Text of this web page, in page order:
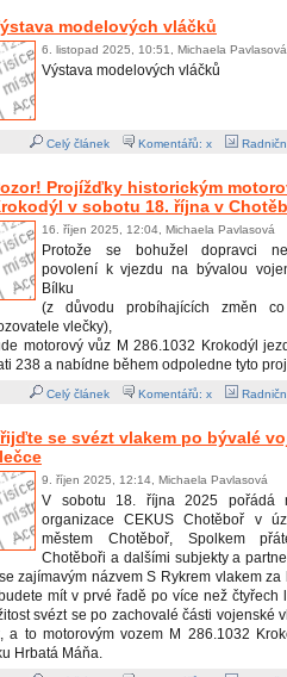
modelových vláčků
6. listopad 2025, 10:51, Michaela Pavlasová
Výstava modelových vláčků
Celý článek Komentářů: x
Projížďky historickým
v sobotu 18. října v
16. říjen 2025, 12:04, Michaela Pavlasová
Protože se bohužel dopravci
povolení k vjezdu na bývalou
Bílku
(z důvodu probíhajících změn
vlečky),
motorový vůz M 286.1032 Krokodýl
238 a nabídne během odpoledne tyto
Celý článek Komentářů: x
se svézt vlakem po bývalé
9. říjen 2025, 12:14, Michaela Pavlasová
V sobotu 18. října 2025 pořádá
organizace CEKUS Chotěboř v
městem Chotěboř, Spolkem
Chotěboři a dalšími subjekty a
zajímavým názvem S Rykrem vlakem za
mít v prvé řadě po více než čtyřech
svézt se po zachovalé části vojenské
a to motorovým vozem M 286.1032
Hrbatá Máňa.